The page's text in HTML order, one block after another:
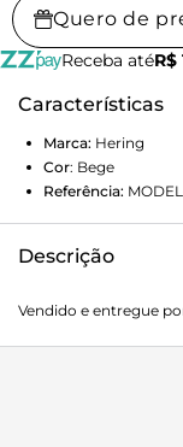
Quero de
Receba atéR$
Características
Marca: Hering
Cor: Bege
Referência:
Descrição
em qualquer
viscose, possui
encaixe de cintos.
Vendido e entregue